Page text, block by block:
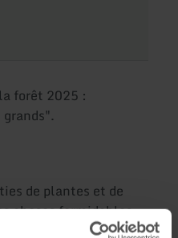
forêt 2025 :
de plantes et de
choses formidables,
randonnée, des flûtes